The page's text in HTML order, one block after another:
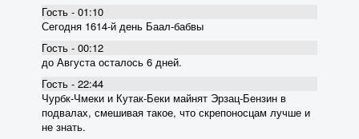
Гость - 01:10
Сегодня 1614-й день Баал-бабвы
Гость - 00:12
до Августа осталось 6 дней.
Гость - 22:44
Чурбк-Чмеки и Кутак-Беки майнят Эрзац-Бензин в
подвалах, смешивая такое, что скрепоносцам лучше и
не знать.